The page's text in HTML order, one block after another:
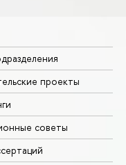
проекты
советы